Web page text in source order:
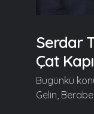
Serdar
Çat Kapı
Bugünkü
Gelin,